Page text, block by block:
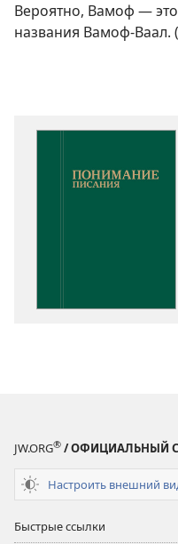
Вероятно, Вамоф —
названия Вамоф-Ваал.
JW.ORG® / ОФИЦИАЛЬНЫЙ
Настроить внешний
Быстрые ссылки